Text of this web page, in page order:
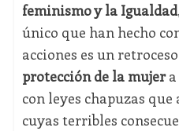
feminismo y la Igualdad
único que han hecho
acciones es un
protección de la mujera
con leyes chapuzas
cuyas terribles